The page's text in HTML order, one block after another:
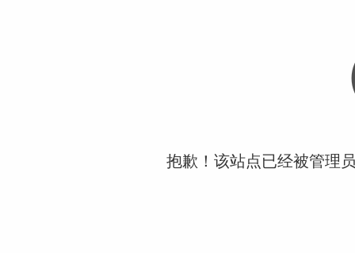
抱歉！该站点已经被管理